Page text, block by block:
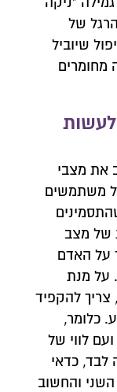
של
שיוביל
מחומרים
לעשות
את מצבי
משתמשים
של מצב
על האדם
על מנת
צריך להקפיד
כלומר,
לווי של
לבד, כדאי
והחשוב